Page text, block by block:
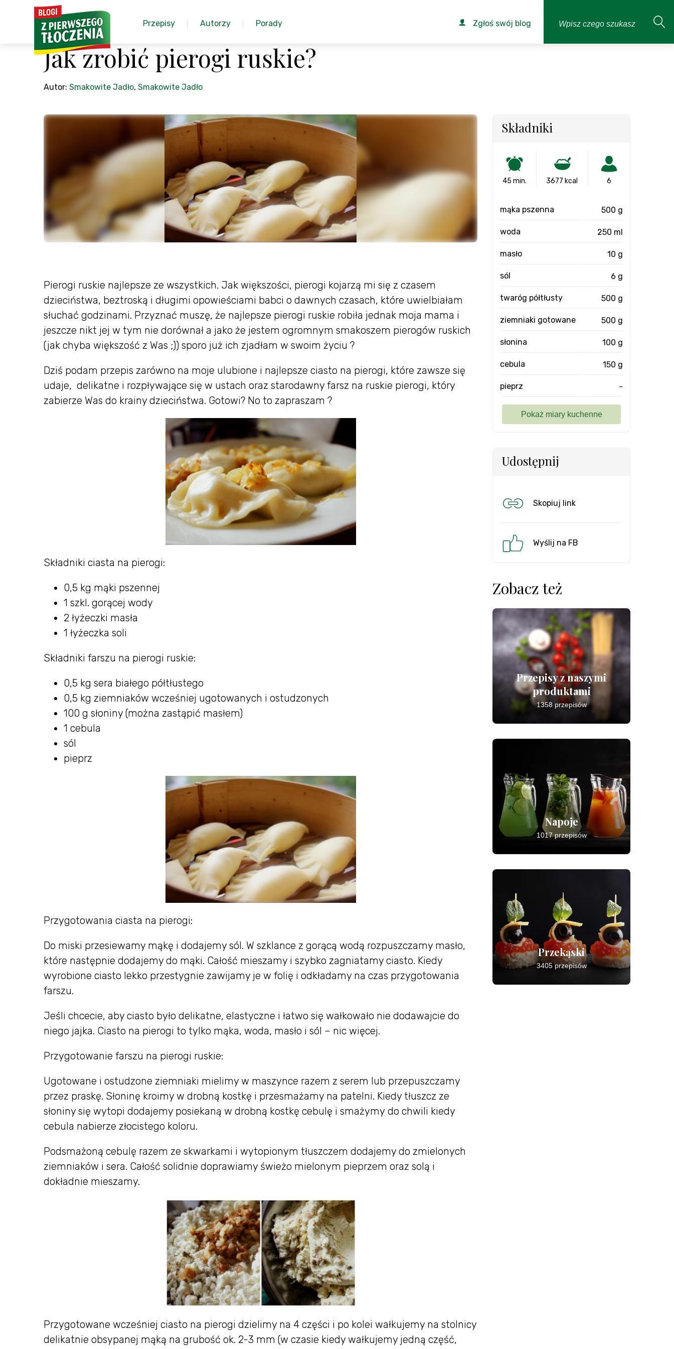
Przepisy Autorzy Porady Zgłoś swój blog
Jak zrobić pierogi ruskie?
Autor: Smakowite Jadło, Smakowite Jadło
Pierogi ruskie najlepsze ze wszystkich. Jak większości, pierogi kojarzą mi się z czasem
dzieciństwa, beztroską i długimi opowieściami babci o dawnych czasach, które uwielbiałam
słuchać godzinami. Przyznać muszę, że najlepsze pierogi ruskie robiła jednak moja mama i
jeszcze nikt jej w tym nie dorównał a jako że jestem ogromnym smakoszem pierogów ruskich
(jak chyba większość z Was ;)) sporo już ich zjadłam w swoim życiu ?
Dziś podam przepis zarówno na moje ulubione i najlepsze ciasto na pierogi, które zawsze się
udaje, delikatne i rozpływające się w ustach oraz starodawny farsz na ruskie pierogi, który
zabierze Was do krainy dzieciństwa. Gotowi? No to zapraszam ?
Składniki ciasta na pierogi:
0,5 kg mąki pszennej
1 szkl. gorącej wody
2 łyżeczki masła
1 łyżeczka soli
Składniki farszu na pierogi ruskie:
0,5 kg sera białego półtłustego
0,5 kg ziemniaków wcześniej ugotowanych i ostudzonych
100 g słoniny (można zastąpić masłem)
1 cebula
sól
pieprz
Przygotowania ciasta na pierogi:
Do miski przesiewamy mąkę i dodajemy sól. W szklance z gorącą wodą rozpuszczamy masło,
które następnie dodajemy do mąki. Całość mieszamy i szybko zagniatamy ciasto. Kiedy
wyrobione ciasto lekko przestygnie zawijamy je w folię i odkładamy na czas przygotowania
farszu.
Jeśli chcecie, aby ciasto było delikatne, elastyczne i łatwo się wałkowało nie dodawajcie do
niego jajka. Ciasto na pierogi to tylko mąka, woda, masło i sól – nic więcej.
Przygotowanie farszu na pierogi ruskie:
Ugotowane i ostudzone ziemniaki mielimy w maszynce razem z serem lub przepuszczamy
przez praskę. Słoninę kroimy w drobną kostkę i przesmażamy na patelni. Kiedy tłuszcz ze
słoniny się wytopi dodajemy posiekaną w drobną kostkę cebulę i smażymy do chwili kiedy
cebula nabierze złocistego koloru.
Podsmażoną cebulę razem ze skwarkami i wytopionym tłuszczem dodajemy do zmielonych
ziemniaków i sera. Całość solidnie doprawiamy świeżo mielonym pieprzem oraz solą i
dokładnie mieszamy.
Przygotowane wcześniej ciasto na pierogi dzielimy na 4 części i po kolei wałkujemy na stolnicy
delikatnie obsypanej mąką na grubość ok. 2-3 mm (w czasie kiedy wałkujemy jedną część,
Składniki
45 min. 3677 kcal 6
mąka pszenna 500 g
woda 250 ml
masło 10 g
sól 6 g
twaróg półtłusty 500 g
ziemniaki gotowane 500 g
słonina 100 g
cebula 150 g
pieprz -
Udostępnij
Skopiuj link
Wyślij na FB
Zobacz też
Przepisy z naszymi
produktami
1358 przepisów
Napoje
1017 przepisów
Przekąski
3405 przepisów